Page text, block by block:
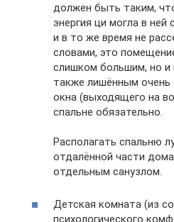
должен быть таким,
энергия ци могла в ней
и в то же время не
словами, это
слишком большим, но и
также лишённым очень
окна (выходящего на
спальне обязательно.
Располагать спальню
отдалённой части
отдельным санузлом.
Детская комната (из
психологического